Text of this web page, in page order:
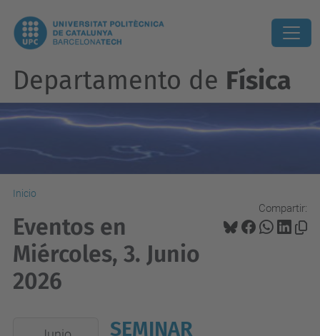
Departamento de Física
Inicio
Compartir:
Eventos en
Miércoles, 3. Junio
2026
SEMINAR